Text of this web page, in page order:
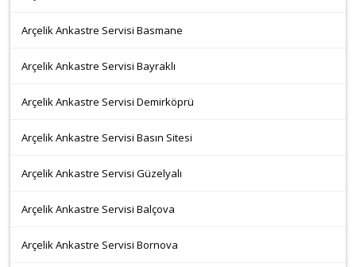
Arçelik Ankastre Servisi Basmane
Arçelik Ankastre Servisi Bayraklı
Arçelik Ankastre Servisi Demirköprü
Arçelik Ankastre Servisi Basın Sitesi
Arçelik Ankastre Servisi Güzelyalı
Arçelik Ankastre Servisi Balçova
Arçelik Ankastre Servisi Bornova